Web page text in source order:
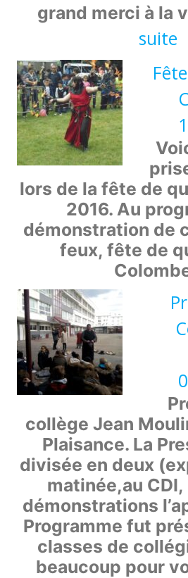
grand merci à la
suite:
–
lors de la fête de
2016. Au
démonstration de
feux, fête de
collège Jean
Plaisance. La
divisée en deux
matinée,au
démonstrations
Programme fut
classes de
beaucoup pour